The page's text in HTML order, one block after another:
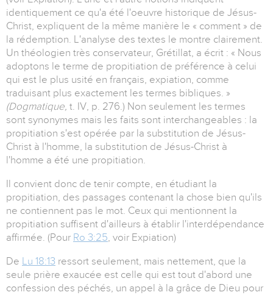
identiquement ce qu'a été l'oeuvre historique de Jésus-
Christ, expliquent de la même manière le « comment » de
la rédemption. L'analyse des textes le montre clairement.
Un théologien très conservateur, Grétillat, a écrit : « Nous
adoptons le terme de propitiation de préférence à celui
qui est le plus usité en français, expiation, comme
traduisant plus exactement les termes bibliques. »
(Dogmatique, t. IV, p. 276.) Non seulement les termes
sont synonymes mais les faits sont interchangeables : la
propitiation s'est opérée par la substitution de Jésus-
Christ à l'homme, la substitution de Jésus-Christ à
l'homme a été une propitiation.
Il convient donc de tenir compte, en étudiant la
propitiation, des passages contenant la chose bien qu'ils
ne contiennent pas le mot. Ceux qui mentionnent la
propitiation suffisent d'ailleurs à établir l'interdépendance
affirmée. (Pour Ro 3:25, voir Expiation)
De Lu 18:13 ressort seulement, mais nettement, que la
seule prière exaucée est celle qui est tout d'abord une
confession des péchés, un appel à la grâce de Dieu pour